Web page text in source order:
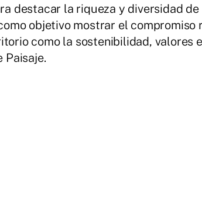
destacar la riqueza y diversidad
objetivo mostrar el compromiso
como la sostenibilidad, valores
Paisaje.